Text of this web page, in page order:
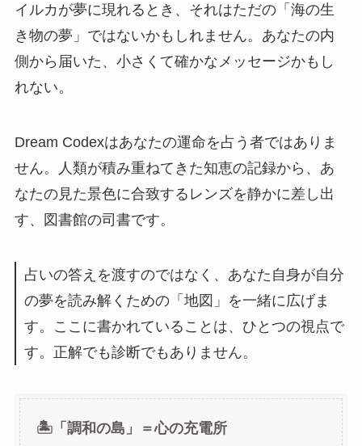
イルカが夢に現れるとき、それはただの「海の生
き物の夢」ではないかもしれません。あなたの内
側から届いた、小さくて確かなメッセージかもし
れない。
Dream Codexはあなたの運命を占う者ではありま
せん。人類が積み重ねてきた知恵の記録から、あ
なたの見た景色に合致するレンズを静かに差し出
す、図書館の司書です。
占いの答えを渡すのではなく、あなた自身が自分
の夢を読み解くための「地図」を一緒に広げま
す。ここに書かれていることは、ひとつの視点で
す。正解でも診断でもありません。
🏝️「調和の島」＝心の充電所